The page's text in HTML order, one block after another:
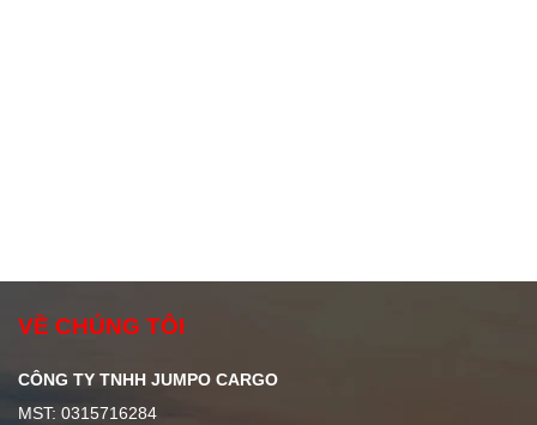
VỀ CHÚNG TÔI
CÔNG TY TNHH JUMPO CARGO
MST: 0315716284